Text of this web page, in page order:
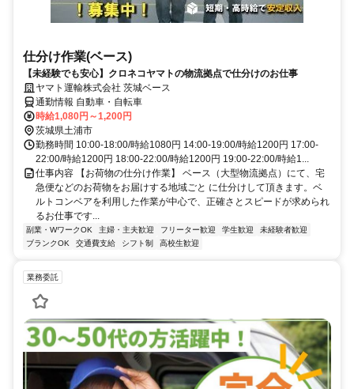
仕分け作業(ベース)
【未経験でも安心】クロネコヤマトの物流拠点で仕分けのお仕事
ヤマト運輸株式会社 茨城ベース
通勤情報 自動車・自転車
時給1,080円～1,200円
茨城県土浦市
勤務時間 10:00-18:00/時給1080円 14:00-19:00/時給1200円 17:00-
22:00/時給1200円 18:00-22:00/時給1200円 19:00-22:00/時給1...
仕事内容 【お荷物の仕分け作業】 ベース（大型物流拠点）にて、宅
急便などのお荷物をお届けする地域ごと に仕分けして頂きます。ベ
ルトコンベアを利用した作業が中心で、正確さとスピードが求められ
るお仕事です...
副業・WワークOK 主婦・主夫歓迎 フリーター歓迎 学生歓迎
未経験者歓迎
ブランクOK
交通費支給 シフト制 高校生歓迎
業務委託